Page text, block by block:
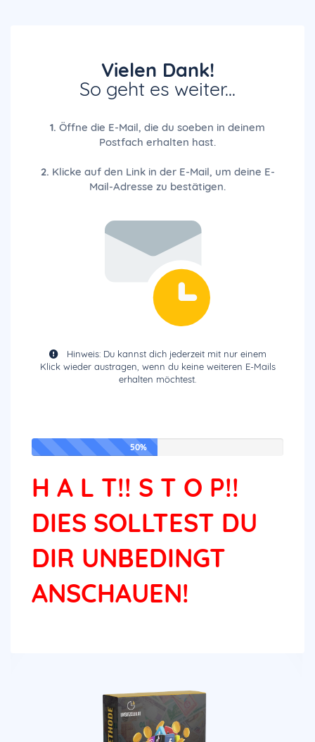
Vielen Dank!
So geht es weiter...
1. Öffne die E-Mail, die du soeben in deinem
Postfach erhalten hast.
2. Klicke auf den Link in der E-Mail, um deine E-
Mail-Adresse zu bestätigen.
Hinweis: Du kannst dich jederzeit mit nur einem
Klick wieder austragen, wenn du keine weiteren E-Mails
erhalten möchtest.
50%
H A L T!! S T O P!!
DIES SOLLTEST DU
DIR UNBEDINGT
ANSCHAUEN!